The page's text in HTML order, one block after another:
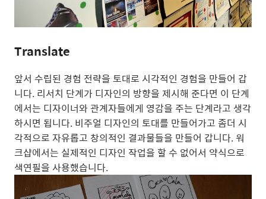
Translate
앞서 수립된 경험 전략을 토대로 시각적인 경험을 만들어 갑
니다. 리서치 단계가 디자인의 방향을 제시해 준다면 이 단계
에서는 디자이너와 관계자들에게 영감을 주는 단계라고 생각
하시면 됩니다. 비주얼 디자인의 토대를 만들어가고 좀더 시
각적으로 자유롭고 창의적인 결과물들을 만들어 갑니다. 워
크샵에서는 실제적인 디자인 작업을 할 수 없어서 약식으로
색연필을 사용했습니다.